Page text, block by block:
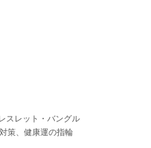
スレット・バングル
策、健康運の指輪